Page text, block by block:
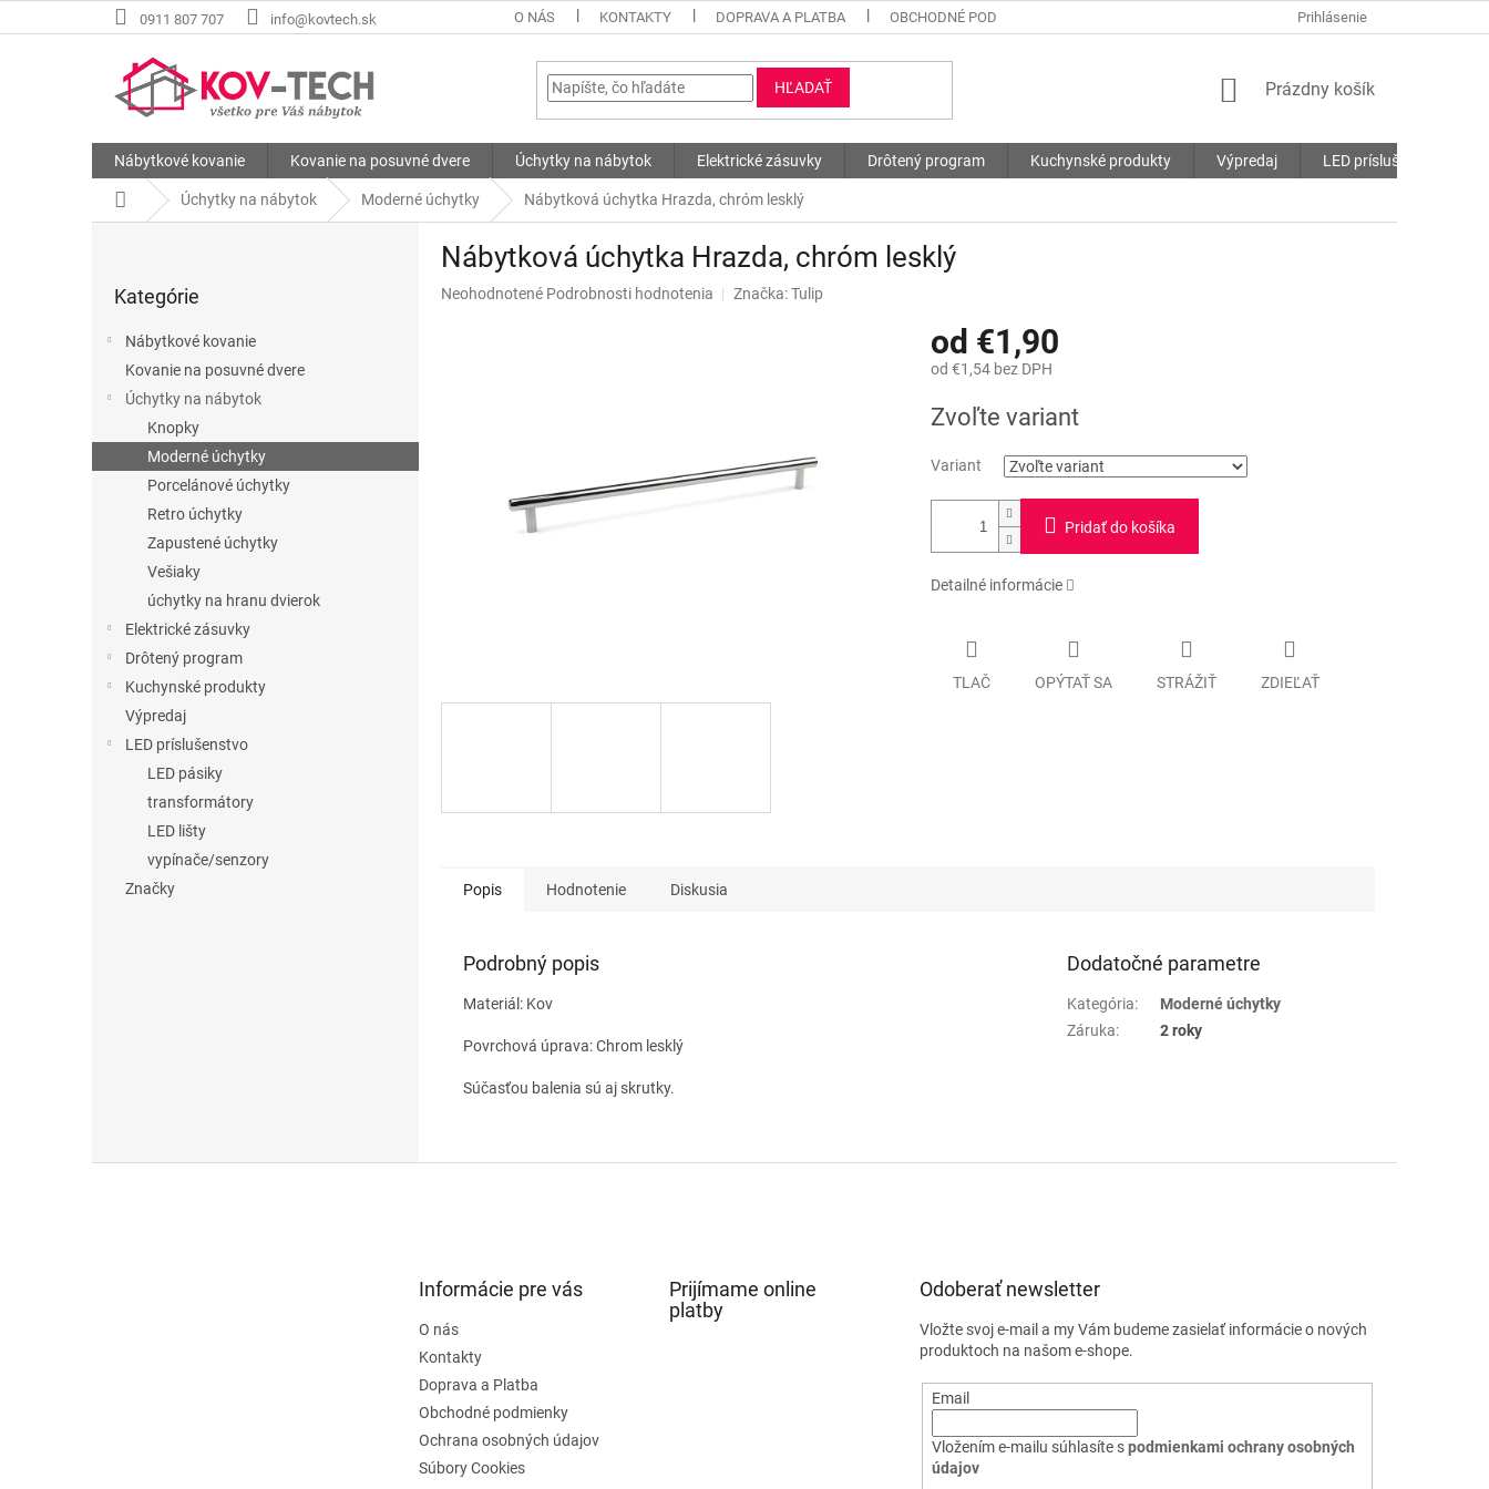
na
0911 807 707 info@kovtech.sk O NÁS KONTAKTY DOPRAVA A PLATBA OBCHODNÉ PODMIENKY SÚBORY COOKIES
Prihlásenie
HĽADAŤ
NÁKUPNÝ
Prázdny košík
Nábytkové kovanie Kovanie na posuvné dvere Úchytky na nábytok Elektrické zásuvky Drôtený program Kuchynské produkty Výpredaj LED príslušenstvo
DomovÚchytky na nábytok Moderné úchytky Nábytková úchytka Hrazda, chróm lesklý
kategórie
Kategórie
Nábytkové kovanie
Kovanie na posuvné dvere
Úchytky na nábytok
Knopky
Moderné úchytky
Porcelánové úchytky
Retro úchytky
Zapustené úchytky
Vešiaky
úchytky na hranu dvierok
Elektrické zásuvky
Drôtený program
Kuchynské produkty
Výpredaj
LED príslušenstvo
LED pásiky
transformátory
LED lišty
vypínače/senzory
Značky
Nábytková úchytka Hrazda, chróm lesklý
Priemerné
Neohodnotené Podrobnosti hodnotenia Značka:Tulip
od €1,90
od €1,54bez DPH
cena:
Zvoľte variant
Variant
Pridať do košíka
Detailné informácie
TLAČ OPÝTAŤ SA STRÁŽIŤ ZDIEĽAŤ
Popis Hodnotenie Diskusia
Podrobný popis
Materiál: Kov
Povrchová úprava: Chrom lesklý
Súčasťou balenia sú aj skrutky.
Dodatočné parametre
Kategória:
Moderné úchytky
Záruka: 2 roky
Informácie pre vás
O nás
Kontakty
Doprava a Platba
Obchodné podmienky
Ochrana osobných údajov
Súbory Cookies
Prijímame online
platby
Odoberať newsletter
Vložte svoj e-mail a my Vám budeme zasielať informácie o nových
produktoch na našom e-shope.
Email
Vložením e-mailu súhlasíte spodmienkami ochrany osobných
údajov